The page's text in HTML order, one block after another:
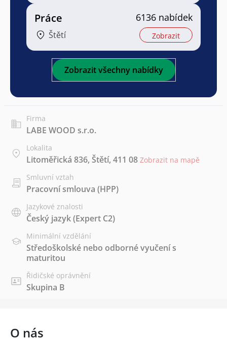
Práce
Štětí
6136 nabídek
Zobrazit
Zobrazit všechny nabídky
Firma
LABE WOOD s.r.o.
Lokalita
Litoměřická 836, Štětí, 411 08 Zobrazit na mapě
Smluvní vztah
Pracovní smlouva (HPP)
Jazykové znalosti
Český jazyk(Expert C2)
Minimální vzdělání
Středoškolské nebo odborné vyučení s
maturitou
Řidičské oprávnění
Skupina B
O nás